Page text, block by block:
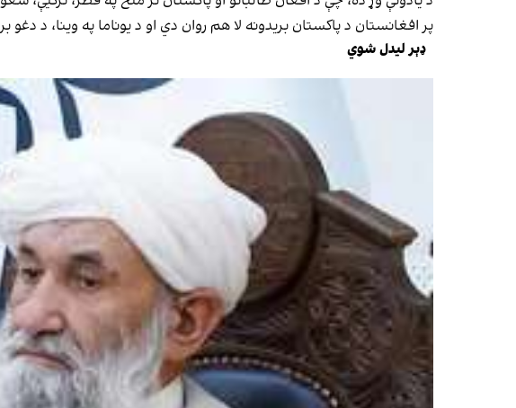
پر افغانستان د پاکستان بریدونه لا هم روان دي او د یوناما په وینا، د
ډېر لیدل شوي